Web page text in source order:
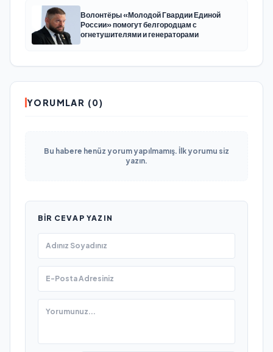
Волонтёры «Молодой Гвардии Единой
России» помогут белгородцам с
огнетушителями и генераторами
YORUMLAR (0)
Bu habere henüz yorum yapılmamış. İlk yorumu siz
yazın.
BIR CEVAP YAZIN